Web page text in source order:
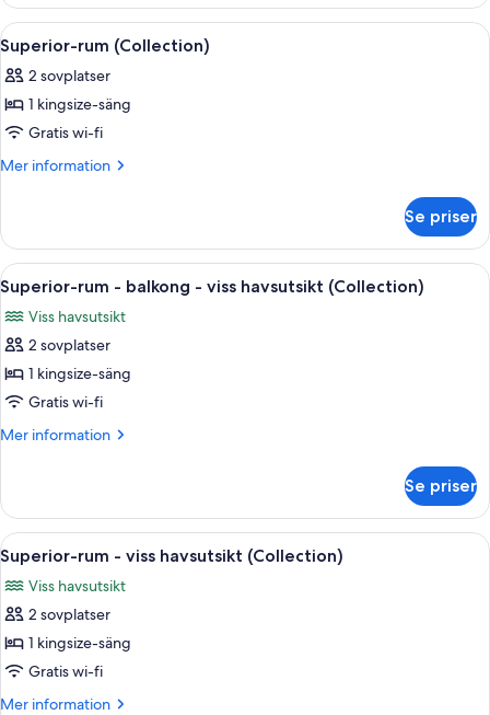
mot
marinan
(Collection)
balkong
utsikt
mot
(Collection)
Öppna
alla
foton
för
Superior-
rum
Superior-rum (Collection) | Minibar,
5
Superior-rum (Collection)
2 sovplatser
1 kingsize-säng
Gratis wi-fi
Mer information
Mer
rum
(Collection)
Se priser
Öppna
alla
foton
för
Superior-
rum
-
viss
havsutsikt
(Collection)
Ett hotellrum med en stor säng, ett
5
Superior-rum - balkong - viss havsutsikt (Collection)
Viss havsutsikt
2 sovplatser
1 kingsize-säng
Gratis wi-fi
Mer information
Mer
rum
balkong
viss
havsutsikt
Se priser
Öppna
alla
foton
för
Superior-
rum
-
Ett hotellrum med en stor säng, ett
6
Superior-rum - viss havsutsikt (Collection)
Viss havsutsikt
2 sovplatser
1 kingsize-säng
Gratis wi-fi
Mer information
Mer